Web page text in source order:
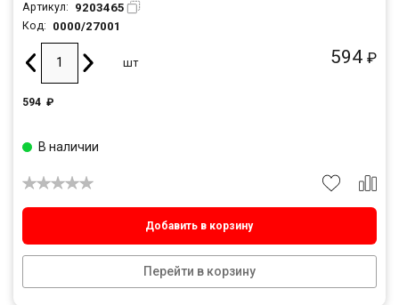
Артикул: 9203465
Код: 0000/27001
594 ₽
шт
594 ₽
Добавить в корзину
Перейти в корзину
В наличии